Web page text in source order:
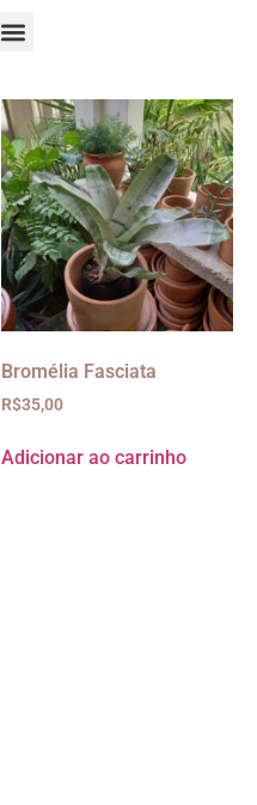
Bromélia Fasciata
R$35,00
Adicionar ao carrinho